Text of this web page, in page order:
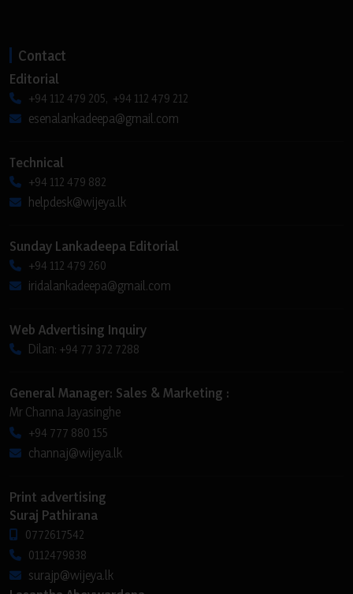
Contact
Editorial
+94 112 479 205, +94 112 479 212
esenalankadeepa@gmail.com
Technical
+94 112 479 882
helpdesk@wijeya.lk
Sunday Lankadeepa Editorial
+94 112 479 260
iridalankadeepa@gmail.com
Web Advertising Inquiry
Dilan: +94 77 372 7288
General Manager: Sales & Marketing :
Mr Channa Jayasinghe
+94 777 880 155
channaj@wijeya.lk
Print advertising
Suraj Pathirana
0772617542
0112479838
surajp@wijeya.lk